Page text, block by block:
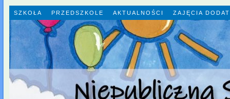
SZKOŁA PRZEDSZKOLE AKTUALNOŚCI ZAJĘCIA